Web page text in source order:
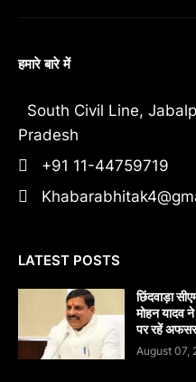
हमारे बारे में
South Civil Line,
Pradesh
+91 11-44759719
LATEST POSTS
छिंदवाड़ा
मोहन यादव
पर रहें अफसर
August 07,